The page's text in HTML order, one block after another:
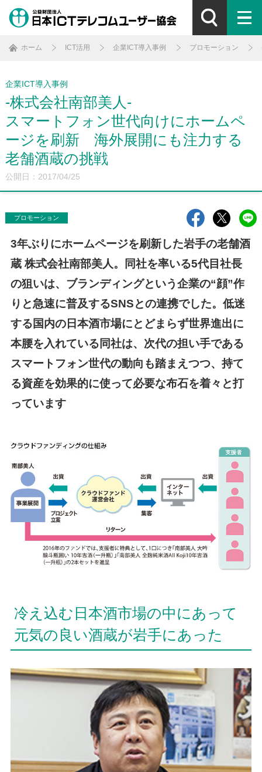
ホーム ICT活用 企業ICT導入事例 プロモーション
企業ICT導入事例
-株式会社南部美人-
スマートフォン世代向けにホームペ
ージを刷新 海外展開にも注力する
老舗酒蔵の挑戦
公開日：2017/04/25
プロモーション
3年ぶりにホームページを刷新した岩手の老舗酒
蔵 株式会社南部美人。同社を率いる5代目社長
の狙いは、ブランディングという企業の“顔”作
りと急速に普及するSNSとの連携でした。低迷
する国内の日本酒市場にとどまらず世界進出に
本腰を入れている同社は、次代の担い手である
スマートフォン世代の動向も踏まえつつ、持て
る資産を効果的に使って必要な布石を着々と打
っています
冷え込む日本酒市場の中にあって
元気の良い酒蔵が岩手にあった